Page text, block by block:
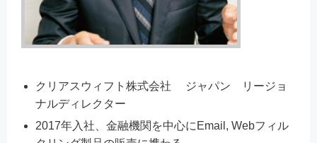
クリアスウィフト株式会社 ジャパン リージョ
ナルディレクター
2017年入社、金融機関を中心にEmail, Webフィル